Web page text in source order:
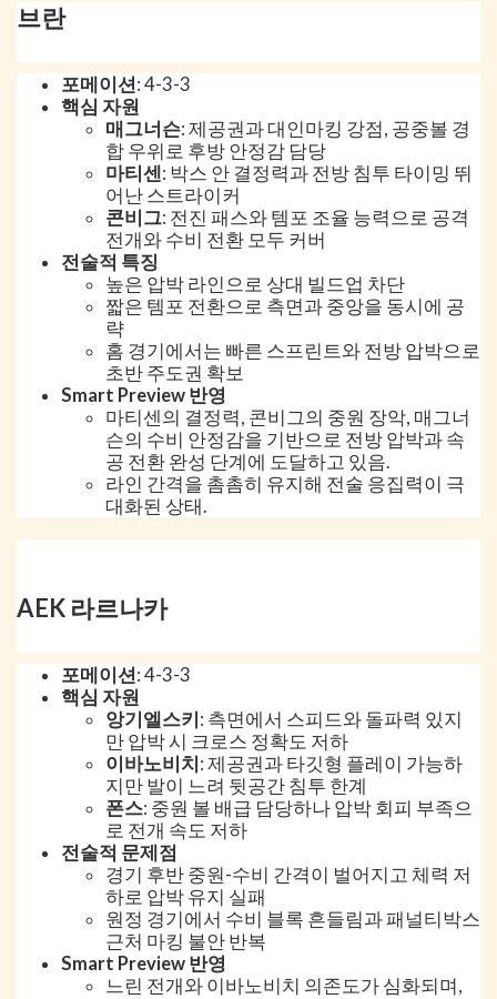
브란
포메이션: 4-3-3
핵심 자원
매그너슨: 제공권과 대인마킹 강점, 공중볼 경
합 우위로 후방 안정감 담당
마티센: 박스 안 결정력과 전방 침투 타이밍 뛰
어난 스트라이커
콘비그: 전진 패스와 템포 조율 능력으로 공격
전개와 수비 전환 모두 커버
전술적 특징
높은 압박 라인으로 상대 빌드업 차단
짧은 템포 전환으로 측면과 중앙을 동시에 공
략
홈 경기에서는 빠른 스프린트와 전방 압박으로
초반 주도권 확보
Smart Preview 반영
마티센의 결정력, 콘비그의 중원 장악, 매그너
슨의 수비 안정감을 기반으로 전방 압박과 속
공 전환 완성 단계에 도달하고 있음.
라인 간격을 촘촘히 유지해 전술 응집력이 극
대화된 상태.
AEK 라르나카
포메이션: 4-3-3
핵심 자원
앙기엘스키: 측면에서 스피드와 돌파력 있지
만 압박 시 크로스 정확도 저하
이바노비치: 제공권과 타깃형 플레이 가능하
지만 발이 느려 뒷공간 침투 한계
폰스: 중원 볼 배급 담당하나 압박 회피 부족으
로 전개 속도 저하
전술적 문제점
경기 후반 중원-수비 간격이 벌어지고 체력 저
하로 압박 유지 실패
원정 경기에서 수비 블록 흔들림과 패널티박스
근처 마킹 불안 반복
Smart Preview 반영
느린 전개와 이바노비치 의존도가 심화되며,